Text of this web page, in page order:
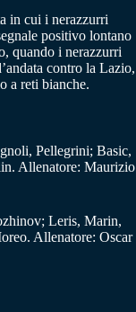
in cui i nerazzurri
positivo lontano
quando i nerazzurri
contro la Lazio,
a reti bianche.
Pellegrini; Basic,
Allenatore: Maurizio
Leris, Marin,
Allenatore: Oscar